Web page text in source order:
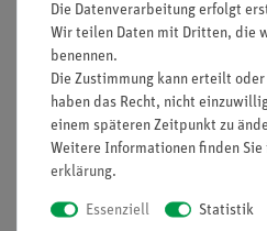
Funktion und
Farbige Kreisscheiben auf
und Hervorhebung von
"Platte für Komplettversuche"
Ausstattung und
Daten
Markierungspunkte,
Die Datenverarbeitung erfolgt
Wir teilen Daten mit Dritten, die
benennen.
Die Zustimmung kann erteilt
haben das Recht, nicht
einem späteren Zeitpunkt zu
Weitere Informationen finden Sie
erklärung.
Essenziell Statistik